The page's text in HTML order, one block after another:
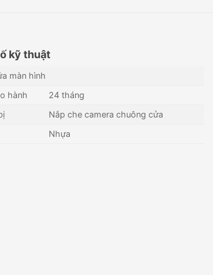
kỹ thuật
màn hình
hành
24 tháng
Nắp che camera chuông cửa
Nhựa